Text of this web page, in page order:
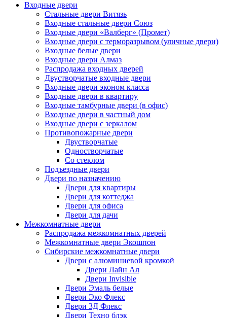
Входные двери
Стальные двери Витязь
Входные стальные двери Союз
Входные двери «Валберг» (Промет)
Входные двери с терморазрывом (уличные двери)
Входные белые двери
Входные двери Алмаз
Распродажа входных дверей
Двустворчатые входные двери
Входные двери эконом класса
Входные двери в квартиру
Входные тамбурные двери (в офис)
Входные двери в частный дом
Входные двери с зеркалом
Противопожарные двери
Двустворчатые
Одностворчатые
Со стеклом
Подъездные двери
Двери по назначению
Двери для квартиры
Двери для коттеджа
Двери для офиса
Двери для дачи
Межкомнатные двери
Распродажа межкомнатных дверей
Межкомнатные двери Экошпон
Сибирские межкомнатные двери
Двери с алюминиевой кромкой
Двери Лайн Ал
Двери Invisible
Двери Эмаль белые
Двери Эко Флекс
Двери 3Д Флекс
Двери Техно блэк